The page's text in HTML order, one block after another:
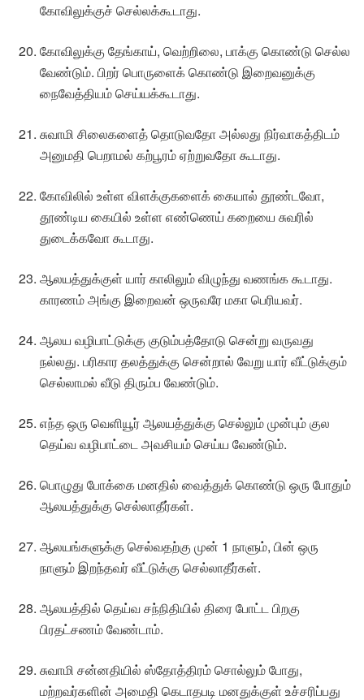
கோவிலுக்குச் செல்லக்கூடாது.
கோவிலுக்கு தேங்காய், வெற்றிலை, பாக்கு கொண்டு செல்ல
வேண்டும். பிறர் பொருளைக் கொண்டு இறைவனுக்கு
நைவேத்தியம் செய்யக்கூடாது.
சுவாமி சிலைகளைத் தொடுவதோ அல்லது நிர்வாகத்திடம்
அனுமதி பெறாமல் கற்பூரம் ஏற்றுவதோ கூடாது.
கோவிலில் உள்ள விளக்குகளைக் கையால் தூண்டவோ,
தூண்டிய கையில் உள்ள எண்ணெய் கறையை சுவரில்
துடைக்கவோ கூடாது.
ஆலயத்துக்குள் யார் காலிலும் விழுந்து வணங்க கூடாது.
காரணம் அங்கு இறைவன் ஒருவரே மகா பெரியவர்.
ஆலய வழிபாட்டுக்கு குடும்பத்தோடு சென்று வருவது
நல்லது. பரிகார தலத்துக்கு சென்றால் வேறு யார் வீட்டுக்கும்
செல்லாமல் வீடு திரும்ப வேண்டும்.
எந்த ஒரு வெளியூர் ஆலயத்துக்கு செல்லும் முன்பும் குல
தெய்வ வழிபாட்டை அவசியம் செய்ய வேண்டும்.
பொழுது போக்கை மனதில் வைத்துக் கொண்டு ஒரு போதும்
ஆலயத்துக்கு செல்லாதீர்கள்.
ஆலயங்களுக்கு செல்வதற்கு முன் 1 நாளும், பின் ஒரு
நாளும் இறந்தவர் வீட்டுக்கு செல்லாதீர்கள்.
ஆலயத்தில் தெய்வ சந்நிதியில் திரை போட்ட பிறகு
பிரதட்சணம் வேண்டாம்.
சுவாமி சன்னதியில் ஸ்தோத்திரம் சொல்லும் போது,
மற்றவர்களின் அமைதி கெடாதபடி மனதுக்குள் உச்சரிப்பது